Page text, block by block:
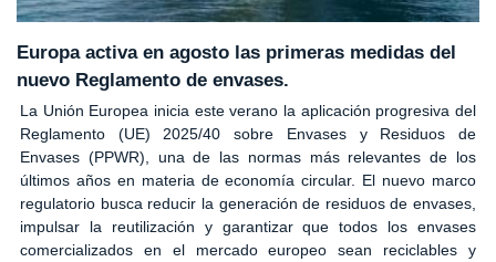
Europa activa en agosto las primeras medidas del
nuevo Reglamento de envases.
La Unión Europea inicia este verano la aplicación progresiva del
Reglamento (UE) 2025/40 sobre Envases y Residuos de
Envases (PPWR), una de las normas más relevantes de los
últimos años en materia de economía circular. El nuevo marco
regulatorio busca reducir la generación de residuos de envases,
impulsar la reutilización y garantizar que todos los envases
comercializados en el mercado europeo sean reciclables y